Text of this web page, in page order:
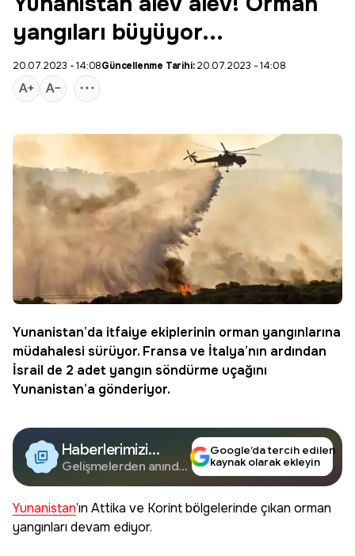
yangıları büyüyor...
20.07.2023 - 14:08Güncellenme Tarihi:20.07.2023 - 14:08
Yunanistan’da itfaiye ekiplerinin orman yangınlarına
müdahalesi sürüyor. Fransa ve İtalya’nın ardından
İsrail de 2 adet yangın söndürme uçağını
Yunanistan’a gönderiyor.
Haberlerimizi
Google'da Takip
Edin
Gelişmelerden anında
Google’da tercih edilen
kaynak olarak ekleyin
Yunanistan’ın Attika ve Korint bölgelerinde çıkan orman
yangınları devam ediyor.